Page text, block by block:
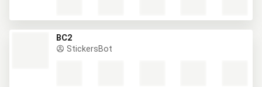
BC2
StickersBot